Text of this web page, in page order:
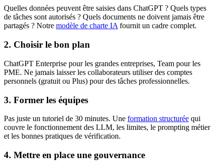
Quelles données peuvent être saisies dans ChatGPT ? Quels types
de tâches sont autorisés ? Quels documents ne doivent jamais être
partagés ? Notre modèle de charte IAfournit un cadre complet.
2. Choisir le bon plan
ChatGPT Enterprise pour les grandes entreprises, Team pour les
PME. Ne jamais laisser les collaborateurs utiliser des comptes
personnels (gratuit ou Plus) pour des tâches professionnelles.
3. Former les équipes
Pas juste un tutoriel de 30 minutes. Une formation structurée qui
couvre le fonctionnement des LLM, les limites, le prompting métier
et les bonnes pratiques de vérification.
4. Mettre en place une gouvernance